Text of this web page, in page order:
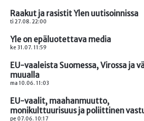
Raakut ja rasistit Ylen uutisoinnissa
ti 27.08. 22:00
Yle on epäluotettava media
ke 31.07. 11:59
EU-vaaleista Suomessa, Virossa ja
muualla
ma 10.06. 11:03
EU-vaalit, maahanmuutto,
monikulttuurisuus ja poliittinen
pe 07.06. 10:17